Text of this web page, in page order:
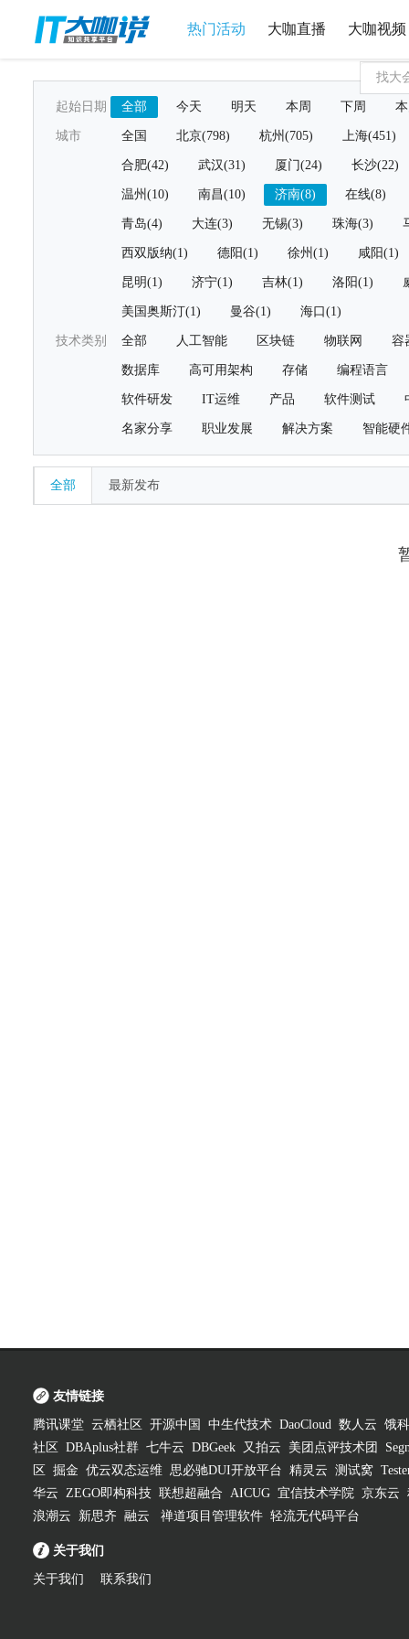
热门活动 大咖直播 大咖视频
起始日期 全部 今天 明天 本周 下周
城市 全国 北京(798) 杭州(705) 上海(451)
合肥(42) 武汉(31) 厦门(24) 长沙(22)
温州(10) 南昌(10) 济南(8) 在线(8)
青岛(4) 大连(3) 无锡(3) 珠海(3)
西双版纳(1) 德阳(1) 徐州(1) 咸阳(1)
昆明(1) 济宁(1) 吉林(1) 洛阳(1)
美国奥斯汀(1) 曼谷(1) 海口(1)
技术类别 全部 人工智能 区块链 物联网 容
数据库 高可用架构 存储 编程语言
软件研发 IT运维 产品 软件测试
名家分享 职业发展 解决方案 智能硬
全部 最新发布
友情链接
腾讯课堂 云栖社区 开源中国 中生代技术 DaoCloud 数人云 饿
社区
DBAplus社群 七牛云 DBGeek 又拍云 美团点评技术团
区
掘金 优云双态运维 思必驰DUI开放平台 精灵云 测试窝
华云 ZEGO即构科技 联想超融合 AICUG 宜信技术学院 京东云
浪潮云
新思齐 融云 禅道项目管理软件 轻流无代码平台
关于我们
关于我们 联系我们